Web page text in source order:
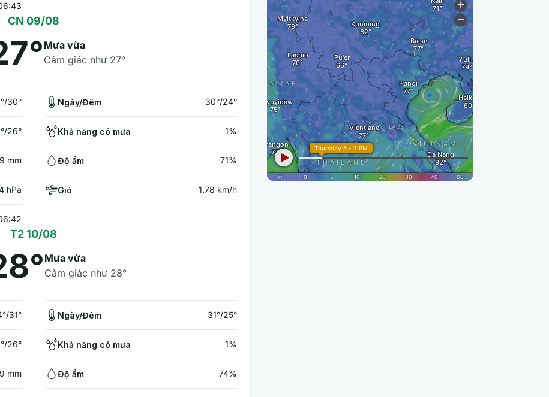
CN 09/08
Mưa vừa
Cảm giác như 27°
30° Ngày/Đêm 30°/24°
26° Khả năng có mưa 1%
mm Độ ẩm 71%
hPa Gió 1.78 km/h
T2 10/08
Mưa vừa
Cảm giác như 28°
31° Ngày/Đêm 31°/25°
26° Khả năng có mưa 1%
mm Độ ẩm 74%